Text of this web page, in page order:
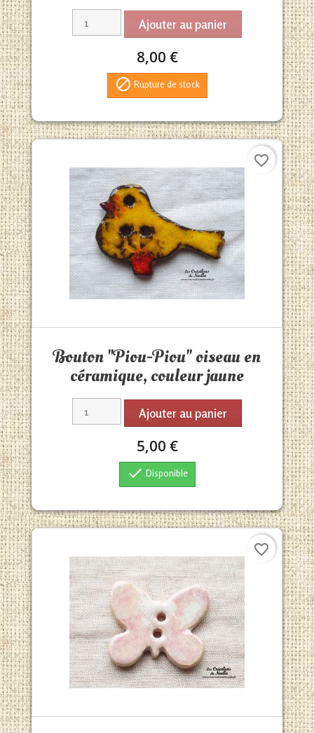
Ajouter au panier
8,00 €
 Rupture de stock
Bouton "Piou-Piou" oiseau en
céramique, couleur jaune
Ajouter au panier
5,00 €
 Disponible
favorite_border
favorite_border